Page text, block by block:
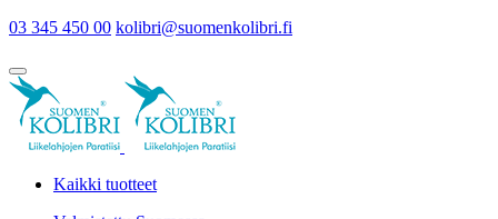
03 345 450 00 kolibri@suomenkolibri.fi
Kaikki tuotteet